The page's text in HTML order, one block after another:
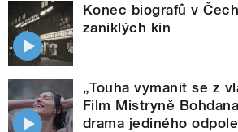
Konec biografů v
zaniklých kin
„Touha vymanit se z
Film Mistryně
drama jediného